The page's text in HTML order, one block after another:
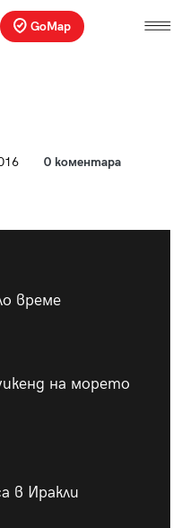
GoMap
0 коментара
време
на морето
в Иракли